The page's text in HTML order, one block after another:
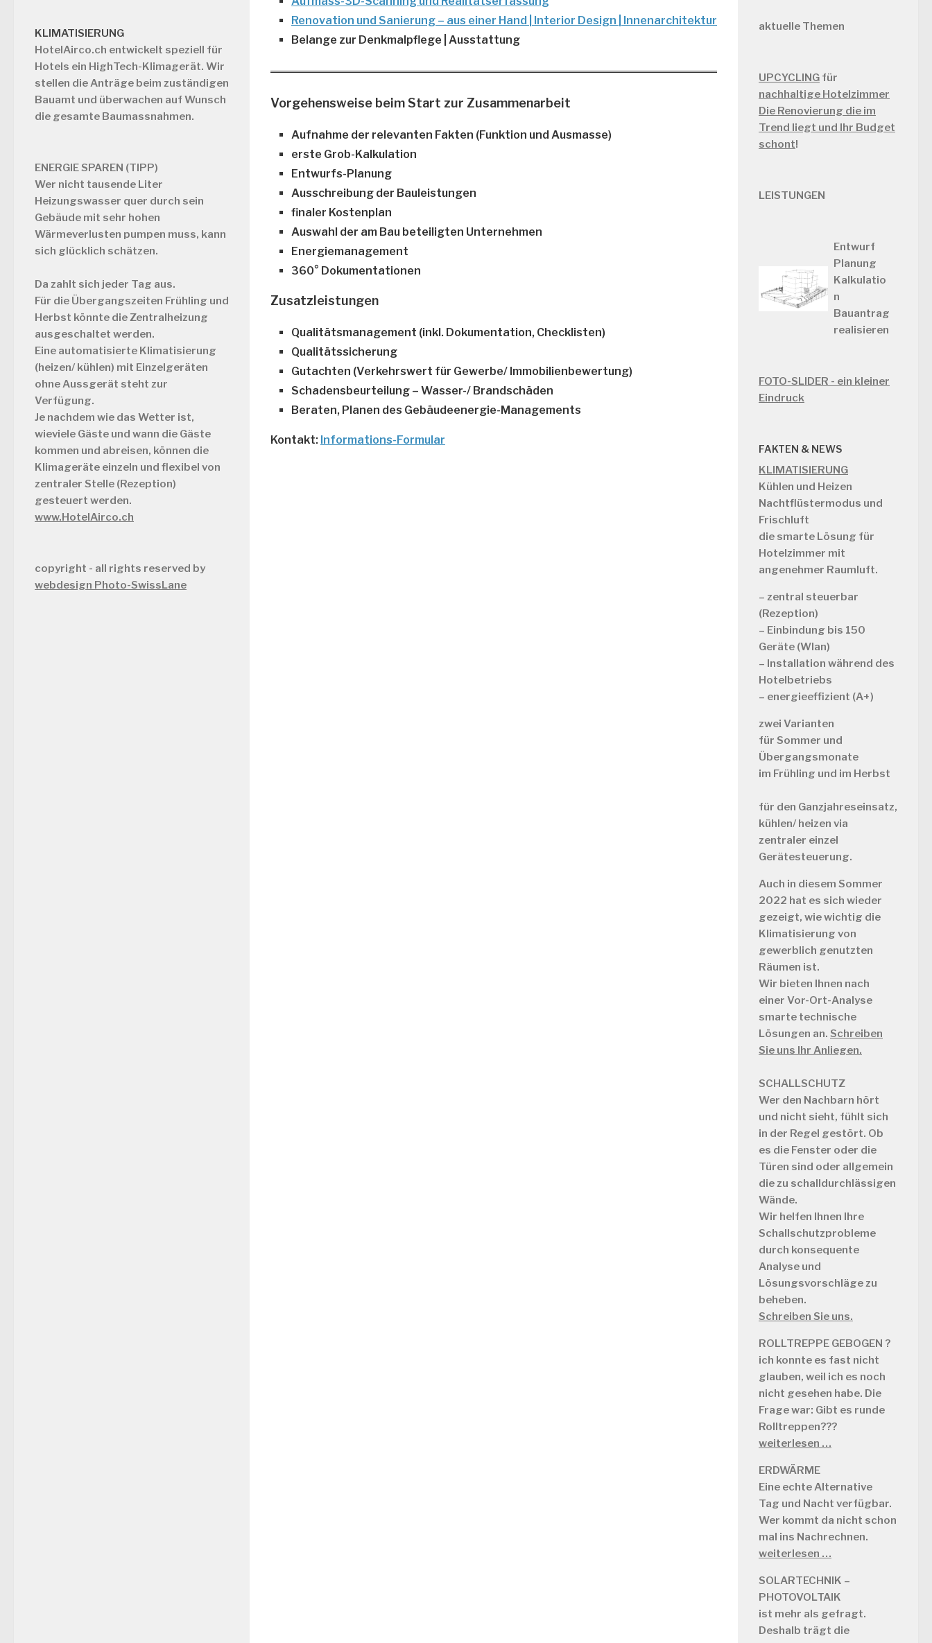
Renovation und Sanierung – aus einer Hand | Interior Design | Innenarchitektur
Belange zur Denkmalpflege | Ausstattung
Vorgehensweise beim Start zur Zusammenarbeit
Aufnahme der relevanten Fakten (Funktion und Ausmasse)
erste Grob-Kalkulation
Entwurfs-Planung
Ausschreibung der Bauleistungen
finaler Kostenplan
Auswahl der am Bau beteiligten Unternehmen
Energiemanagement
360° Dokumentationen
Zusatzleistungen
Qualitätsmanagement (inkl. Dokumentation, Checklisten)
Qualitätssicherung
Gutachten (Verkehrswert für Gewerbe/ Immobilienbewertung)
Schadensbeurteilung – Wasser-/ Brandschäden
Beraten, Planen des Gebäudeenergie-Managements
Kontakt: Informations-Formular
KLIMATISIERUNG
HotelAirco.ch entwickelt speziell für
Hotels ein HighTech-Klimagerät. Wir
stellen die Anträge beim zuständigen
Bauamt und überwachen auf Wunsch
die gesamte Baumassnahmen.
ENERGIE SPAREN (TIPP)
Wer nicht tausende Liter
Heizungswasser quer durch sein
Gebäude mit sehr hohen
Wärmeverlusten pumpen muss, kann
sich glücklich schätzen.
Da zahlt sich jeder Tag aus.
Für die Übergangszeiten Frühling und
Herbst könnte die Zentralheizung
ausgeschaltet werden.
Eine automatisierte Klimatisierung
(heizen/ kühlen) mit Einzelgeräten
ohne Aussgerät steht zur
Verfügung.
Je nachdem wie das Wetter ist,
wieviele Gäste und wann die Gäste
kommen und abreisen, können die
Klimageräte einzeln und flexibel von
zentraler Stelle (Rezeption)
gesteuert werden.
www.HotelAirco.ch
copyright - all rights reserved by
webdesign Photo-SwissLane
aktuelle Themen
UPCYCLING für
nachhaltige Hotelzimmer
Die Renovierung die im
Trend liegt und Ihr Budget
schont!
LEISTUNGEN
Entwurf
Planung
Kalkulatio
n
Bauantrag
realisieren
FOTO-SLIDER - ein kleiner
Eindruck
FAKTEN & NEWS
KLIMATISIERUNG
Kühlen und Heizen
Nachtflüstermodus und
Frischluft
die smarte Lösung für
Hotelzimmer mit
angenehmer Raumluft.
– zentral steuerbar
(Rezeption)
– Einbindung bis 150
Geräte (Wlan)
– Installation während des
Hotelbetriebs
– energieeffizient (A+)
zwei Varianten
für Sommer und
Übergangsmonate
im Frühling und im Herbst
für den Ganzjahreseinsatz,
kühlen/ heizen via
zentraler einzel
Gerätesteuerung.
Auch in diesem Sommer
2022 hat es sich wieder
gezeigt, wie wichtig die
Klimatisierung von
gewerblich genutzten
Räumen ist.
Wir bieten Ihnen nach
einer Vor-Ort-Analyse
smarte technische
Lösungen an. Schreiben
Sie uns Ihr Anliegen.
SCHALLSCHUTZ
Wer den Nachbarn hört
und nicht sieht, fühlt sich
in der Regel gestört. Ob
es die Fenster oder die
Türen sind oder allgemein
die zu schalldurchlässigen
Wände.
Wir helfen Ihnen Ihre
Schallschutzprobleme
durch konsequente
Analyse und
Lösungsvorschläge zu
beheben.
Schreiben Sie uns.
ROLLTREPPE GEBOGEN ?
ich konnte es fast nicht
glauben, weil ich es noch
nicht gesehen habe. Die
Frage war: Gibt es runde
Rolltreppen???
weiterlesen …
ERDWÄRME
Eine echte Alternative
Tag und Nacht verfügbar.
Wer kommt da nicht schon
mal ins Nachrechnen.
weiterlesen …
SOLARTECHNIK –
PHOTOVOLTAIK
ist mehr als gefragt.
Deshalb trägt die